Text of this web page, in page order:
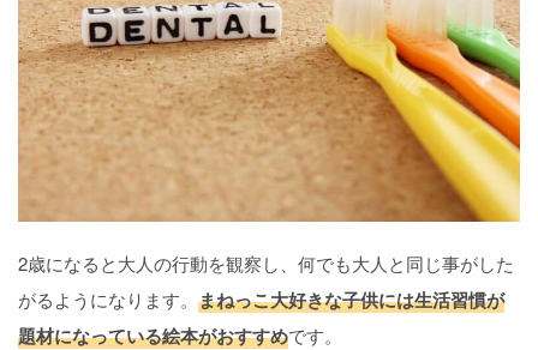
2歳になると大人の行動を観察し、何でも大人と同じ事がした
がるようになります。 まねっこ大好きな子供には生活習慣が
題材になっている絵本がおすすめです。